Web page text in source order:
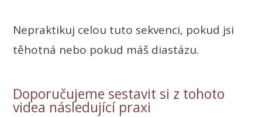
Nepraktikuj celou tuto sekvenci, pokud jsi
těhotná nebo pokud máš diastázu.
Doporučujeme sestavit si z tohoto
videa následující praxi